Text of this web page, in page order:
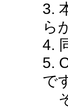
3.
ら
4.
5.
で